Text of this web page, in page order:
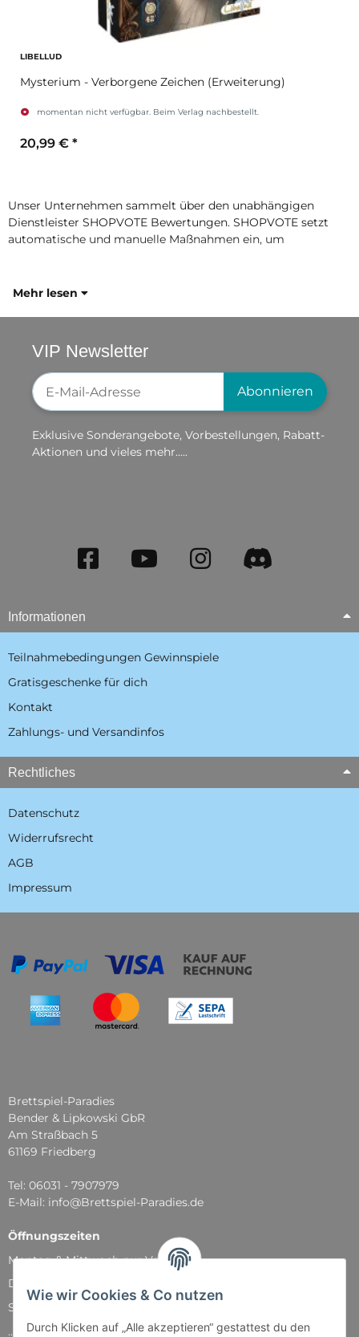
Wie wir Cookies & Co nutzen
Durch Klicken auf „Alle akzeptieren“ gestattest du den
LIBELLUD
Mysterium - Verborgene Zeichen (Erweiterung)
momentan nicht verfügbar. Beim Verlag nachbestellt.
20,99 € *
Unser Unternehmen sammelt über den unabhängigen
Dienstleister SHOPVOTE Bewertungen. SHOPVOTE setzt
automatische und manuelle Maßnahmen ein, um
Mehr lesen
VIP Newsletter
Newsletter-Registrierung
Abonnieren
Exklusive Sonderangebote, Vorbestellungen, Rabatt-
Aktionen und vieles mehr.....
Informationen
Teilnahmebedingungen Gewinnspiele
Gratisgeschenke für dich
Kontakt
Zahlungs- und Versandinfos
Rechtliches
Datenschutz
Widerrufsrecht
AGB
Impressum
Brettspiel-Paradies
Bender & Lipkowski GbR
Am Straßbach 5
61169 Friedberg
Tel: 06031 - 7907979
E-Mail: info@Brettspiel-Paradies.de
Öffnungszeiten
Montag & Mittwoch nur Versand
Dienstag, Donnerstag und Freitag: 11:00 - 18:30 Uhr
Samstag: 11:00 - 14:00 Uhr
...und natürlich während unserer Events